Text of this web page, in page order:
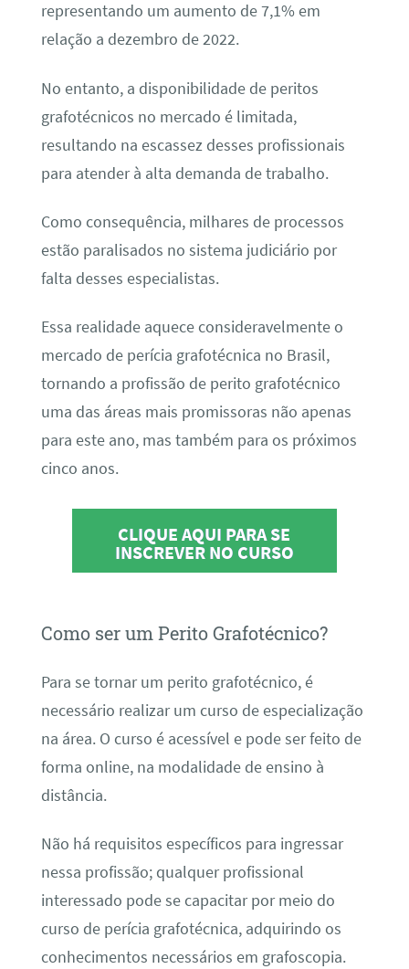
representando um aumento de 7,1% em
relação a dezembro de 2022.
No entanto, a disponibilidade de peritos
grafotécnicos no mercado é limitada,
resultando na escassez desses profissionais
para atender à alta demanda de trabalho.
Como consequência, milhares de processos
estão paralisados no sistema judiciário por
falta desses especialistas.
Essa realidade aquece consideravelmente o
mercado de perícia grafotécnica no Brasil,
tornando a profissão de perito grafotécnico
uma das áreas mais promissoras não apenas
para este ano, mas também para os próximos
cinco anos.
CLIQUE AQUI PARA SE
INSCREVER NO CURSO
Como ser um Perito Grafotécnico?
Para se tornar um perito grafotécnico, é
necessário realizar um curso de especialização
na área. O curso é acessível e pode ser feito de
forma online, na modalidade de ensino à
distância.
Não há requisitos específicos para ingressar
nessa profissão; qualquer profissional
interessado pode se capacitar por meio do
curso de perícia grafotécnica, adquirindo os
conhecimentos necessários em grafoscopia.